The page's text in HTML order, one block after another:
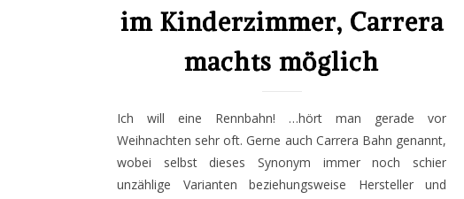
im Kinderzimmer, Carrera
machts möglich
Ich will eine Rennbahn! …hört man gerade vor
Weihnachten sehr oft. Gerne auch Carrera Bahn genannt,
wobei selbst dieses Synonym immer noch schier
unzählige Varianten beziehungsweise Hersteller und